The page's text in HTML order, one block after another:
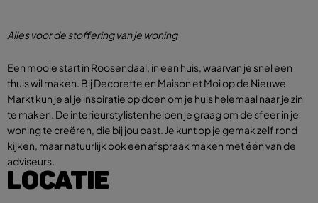
Alles voor de stoffering van je woning
Een mooie start in Roosendaal, in een huis, waarvan je snel een
thuis wil maken. Bij Decorette en Maison et Moi op de Nieuwe
Markt kun je al je inspiratie op doen om je huis helemaal naar je zin
te maken. De interieurstylisten helpen je graag om de sfeer in je
woning te creëren, die bij jou past. Je kunt op je gemak zelf rond
kijken, maar natuurlijk ook een afspraak maken met één van de
adviseurs.
LOCATIE